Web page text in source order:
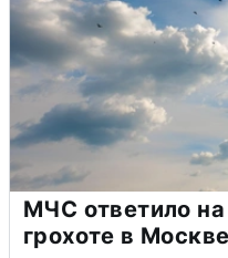
МЧС ответило
грохоте в Москве